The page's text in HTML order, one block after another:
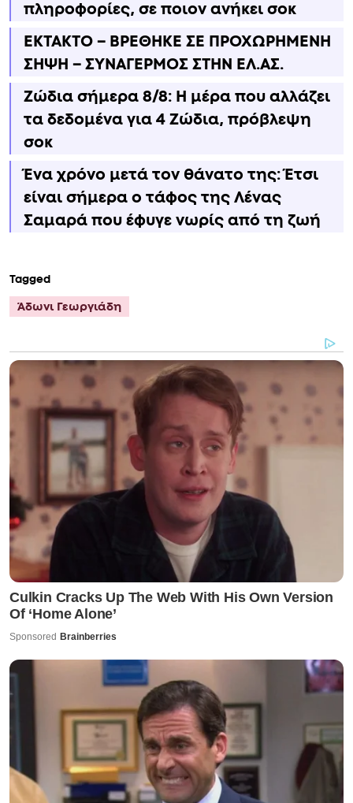
πληροφορίες, σε ποιον ανήκει σoκ
ΕΚΤΑΚΤΟ – ΒΡΕΘΗΚΕ ΣΕ ΠΡΟΧΩΡΗΜΕΝΗ
ΣΗΨΗ – ΣΥΝΑΓΕΡΜΟΣ ΣΤΗΝ ΕΛ.ΑΣ.
Ζώδια σήμερα 8/8: Η μέρα που αλλάζει
τα δεδομένα για 4 Zώδια, πρόβλεψη
σoκ
Ένα χρόνο μετά τον θάνατο της: Έτσι
είναι σήμερα ο τάφος της Λένας
Σαμαρά που έφυγε νωρίς από τη ζωή
Tagged
Άδωνι Γεωργιάδη